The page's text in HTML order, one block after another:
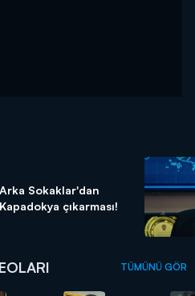
Arka Sokaklar'dan
Kapadokya çıkarması!
TÜMÜNÜ GÖR